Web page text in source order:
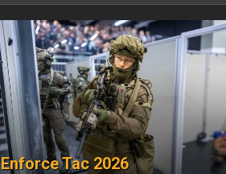
Enforce Tac 2026